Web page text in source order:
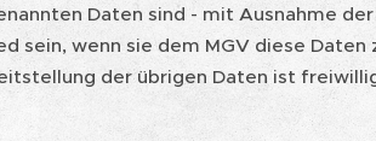
Daten sind - mit Ausnahme
sein, wenn sie dem MGV diese
der übrigen Daten ist